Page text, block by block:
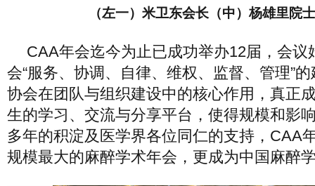
（左一）米卫东会长（中）杨雄里院
CAA年会迄今为止已成功举办12届，会议
会“服务、协调、自律、维权、监督、管理”
协会在团队与组织建设中的核心作用，真正
生的学习、交流与分享平台，使得规模和影
多年的积淀及医学界各位同仁的支持，CAA
规模最大的麻醉学术年会，更成为中国麻醉